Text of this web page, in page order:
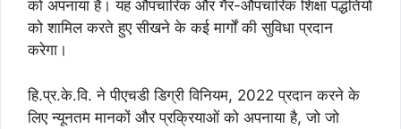
को अपनाया है। यह औपचारिक और गैर-औपचारिक शिक्षा पद्धतियों
को शामिल करते हुए सीखने के कई मार्गों की सुविधा प्रदान
करेगा।
हि.प्र.के.वि. ने पीएचडी डिग्री विनियम, 2022 प्रदान करने के
लिए न्यूनतम मानकों और प्रक्रियाओं को अपनाया है, जो जो